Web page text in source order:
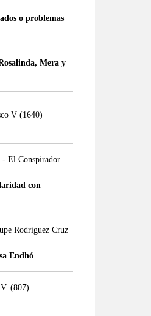
o problemas
Mera y
V (1640)
El Conspirador
con
Rodríguez Cruz
Endhó
(807)